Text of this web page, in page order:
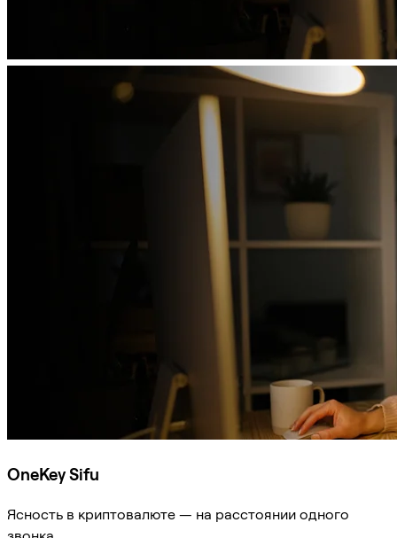
OneKey Sifu
Ясность в криптовалюте — на расстоянии одного